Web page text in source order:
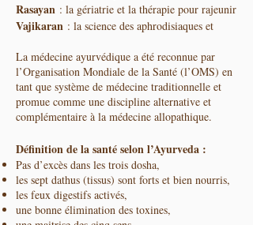
Rasayan : la gériatrie et la thérapie pour rajeunir
Vajikaran : la science des aphrodisiaques et
La médecine ayurvédique a été reconnue par
l’Organisation Mondiale de la Santé (l’OMS) en
tant que système de médecine traditionnelle et
promue comme une discipline alternative et
complémentaire à la médecine allopathique.
Définition de la santé selon l’Ayurveda :
Pas d’excès dans les trois dosha,
les sept dathus (tissus) sont forts et bien nourris,
les feux digestifs activés,
une bonne élimination des toxines,